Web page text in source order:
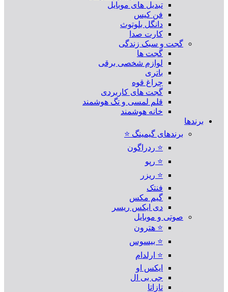
تبدیل های موبایل
فن کیس
دانگل بلوتوث
کارت صدا
گجت و سبک زندگی
گجت ها
لوازم شخصی برقی
باتری
چراغ قوه
گجت های کاربردی
قلم لمسی و تگ هوشمند
خانه هوشمند
برندها
برندهای گیمینگ ⭐
⭐ ردراگون
⭐ رپو
⭐ ریزر
فنتک
گیم مکس
دی ایکس ریسر
صوتی و موبایل
⭐ هترون
⭐ بیسوس
⭐ ارلدام
ایکس او
جی بی ال
تازاتا